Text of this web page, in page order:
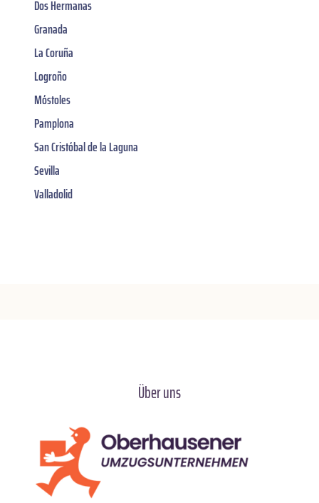
Dos Hermanas
Granada
La Coruña
Logroño
Móstoles
Pamplona
San Cristóbal de la Laguna
Sevilla
Valladolid
Über uns